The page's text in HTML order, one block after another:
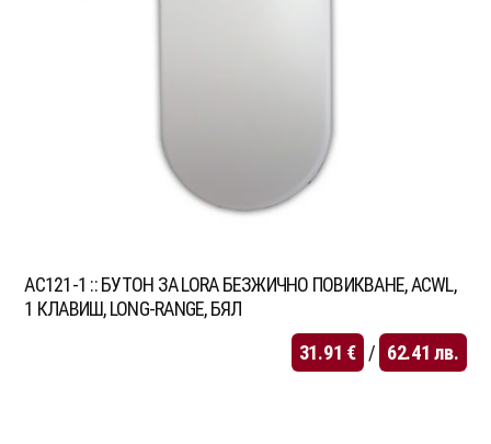
AC121-1 :: БУТОН ЗА LORA БЕЗЖИЧНО ПОВИКВАНЕ, ACWL,
1 КЛАВИШ, LONG-RANGE, БЯЛ
31.91 € / 62.41лв.